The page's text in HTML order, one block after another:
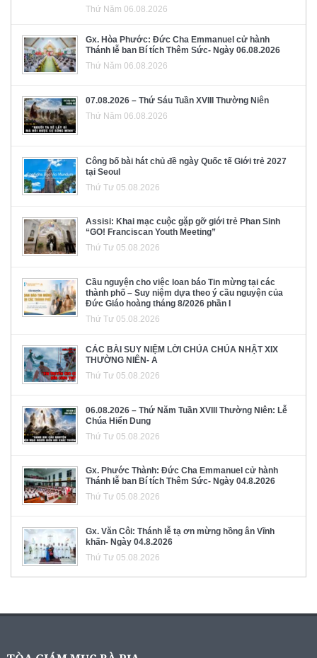
Thứ Năm 06.08.2026
Gx. Hòa Phước: Đức Cha Emmanuel cử hành
Thánh lễ ban Bí tích Thêm Sức- Ngày 06.08.2026
Thứ Năm 06.08.2026
07.08.2026 – Thứ Sáu Tuần XVIII Thường Niên
Thứ Năm 06.08.2026
Công bố bài hát chủ đề ngày Quốc tế Giới trẻ 2027
tại Seoul
Thứ Tư 05.08.2026
Assisi: Khai mạc cuộc gặp gỡ giới trẻ Phan Sinh
“GO! Franciscan Youth Meeting”
Thứ Tư 05.08.2026
Cầu nguyện cho việc loan báo Tin mừng tại các
thành phố – Suy niệm dựa theo ý cầu nguyện của
Đức Giáo hoàng tháng 8/2026 phần I
Thứ Tư 05.08.2026
CÁC BÀI SUY NIỆM LỜI CHÚA CHÚA NHẬT XIX
THƯỜNG NIÊN- A
Thứ Tư 05.08.2026
06.08.2026 – Thứ Năm Tuần XVIII Thường Niên: Lễ
Chúa Hiển Dung
Thứ Tư 05.08.2026
Gx. Phước Thành: Đức Cha Emmanuel cử hành
Thánh lễ ban Bí tích Thêm Sức- Ngày 04.8.2026
Thứ Tư 05.08.2026
Gx. Văn Côi: Thánh lễ tạ ơn mừng hồng ân Vĩnh
khấn- Ngày 04.8.2026
Thứ Tư 05.08.2026